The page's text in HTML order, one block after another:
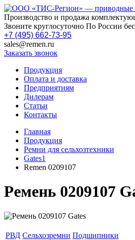
Производство и продажа
Звоните круглосуточно По России
+7 (495) 662-73-95
sales@remen.ru
Заказать звонок
Продукция
Оплата и доставка
Предприятиям
Дилерам
Статьи
Контакты
Главная
Продукция
Ремни для сельхозтехники
Gates1
Remen 0209107
Ремень 0209107
РВД Сельхозремни Подшипники